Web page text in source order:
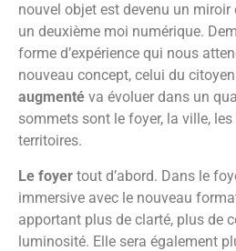
nouvel objet est devenu un
un deuxième moi numérique.
forme d’expérience qui nous
nouveau concept, celui du
augmenté va évoluer dans un
sommets sont le foyer, la ville,
territoires.
Le foyer tout d’abord. Dans le
immersive avec le nouveau
apportant plus de clarté, plus de
luminosité. Elle sera également